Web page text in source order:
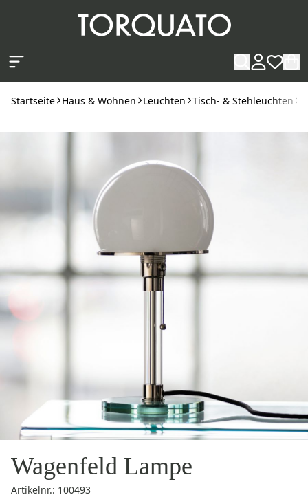
Startseite Haus & Wohnen Leuchten Tisch- & Stehleuchten
Wagenfeld Lampe
Artikelnr.: 100493